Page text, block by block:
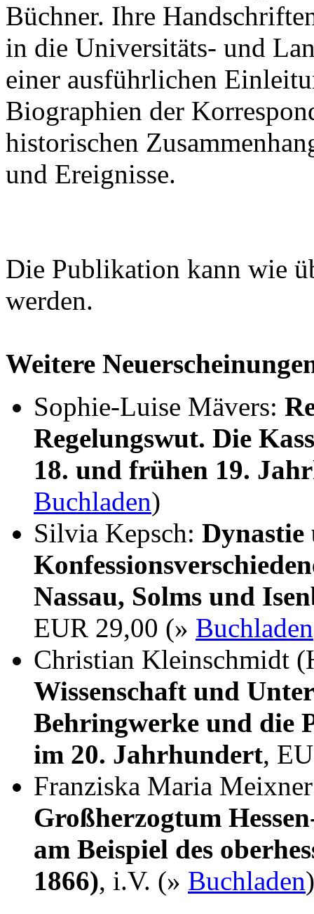
Büchner. Ihre
in die Universitäts- und
einer ausführlichen
Biographien der
historischen
und Ereignisse.
Die Publikation kann wie
werden.
Weitere
Sophie-Luise Mävers:
Regelungswut. Die
18. und frühen 19.
Buchladen)
Silvia Kepsch: Dynastie
Nassau, Solms und
EUR 29,00 (» Buchladen
Christian Kleinschmidt
Wissenschaft und
Behringwerke und die
im 20. Jahrhundert,
Franziska Maria
Großherzogtum
am Beispiel des
1866), i.V. (» Buchladen)